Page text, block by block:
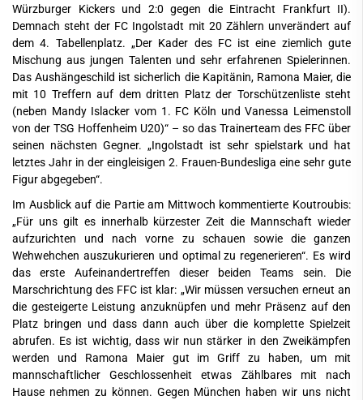
Würzburger Kickers und 2:0 gegen die Eintracht Frankfurt II).
Demnach steht der FC Ingolstadt mit 20 Zählern unverändert auf
dem 4. Tabellenplatz. „Der Kader des FC ist eine ziemlich gute
Mischung aus jungen Talenten und sehr erfahrenen Spielerinnen.
Das Aushängeschild ist sicherlich die Kapitänin, Ramona Maier, die
mit 10 Treffern auf dem dritten Platz der Torschützenliste steht
(neben Mandy Islacker vom 1. FC Köln und Vanessa Leimenstoll
von der TSG Hoffenheim U20)“ – so das Trainerteam des FFC über
seinen nächsten Gegner. „Ingolstadt ist sehr spielstark und hat
letztes Jahr in der eingleisigen 2. Frauen-Bundesliga eine sehr gute
Figur abgegeben“.
Im Ausblick auf die Partie am Mittwoch kommentierte Koutroubis:
„Für uns gilt es innerhalb kürzester Zeit die Mannschaft wieder
aufzurichten und nach vorne zu schauen sowie die ganzen
Wehwehchen auszukurieren und optimal zu regenerieren“. Es wird
das erste Aufeinandertreffen dieser beiden Teams sein. Die
Marschrichtung des FFC ist klar: „Wir müssen versuchen erneut an
die gesteigerte Leistung anzuknüpfen und mehr Präsenz auf den
Platz bringen und dass dann auch über die komplette Spielzeit
abrufen. Es ist wichtig, dass wir nun stärker in den Zweikämpfen
werden und Ramona Maier gut im Griff zu haben, um mit
mannschaftlicher Geschlossenheit etwas Zählbares mit nach
Hause nehmen zu können. Gegen München haben wir uns nicht